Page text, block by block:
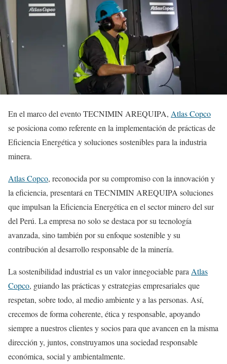
En el marco del evento TECNIMIN AREQUIPA, Atlas Copco
se posiciona como referente en la implementación de prácticas de
Eficiencia Energética y soluciones sostenibles para la industria
minera.
Atlas Copco, reconocida por su compromiso con la innovación y
la eficiencia, presentará en TECNIMIN AREQUIPA soluciones
que impulsan la Eficiencia Energética en el sector minero del sur
del Perú. La empresa no solo se destaca por su tecnología
avanzada, sino también por su enfoque sostenible y su
contribución al desarrollo responsable de la minería.
La sostenibilidad industrial es un valor innegociable para Atlas
Copco, guiando las prácticas y estrategias empresariales que
respetan, sobre todo, al medio ambiente y a las personas. Así,
crecemos de forma coherente, ética y responsable, apoyando
siempre a nuestros clientes y socios para que avancen en la misma
dirección y, juntos, construyamos una sociedad responsable
económica, social y ambientalmente.